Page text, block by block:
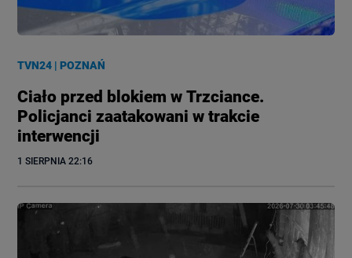
TVN24 |POZNAŃ
Ciało przed blokiem w Trzciance.
Policjanci zaatakowani w trakcie
interwencji
1 SIERPNIA 22:16